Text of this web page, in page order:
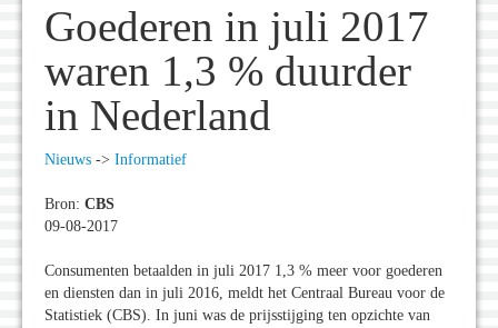
Goederen in juli 2017
waren 1,3 % duurder
in Nederland
Nieuws -> Informatief
Bron: CBS
09-08-2017
Consumenten betaalden in juli 2017 1,3 % meer voor goederen
en diensten dan in juli 2016, meldt het Centraal Bureau voor de
Statistiek (CBS). In juni was de prijsstijging ten opzichte van